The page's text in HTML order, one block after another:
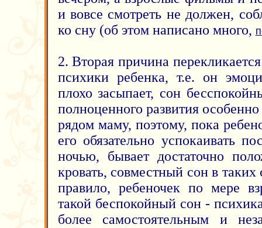
и вовсе смотреть не должен,
ко сну (об этом написано много,
2. Вторая причина
психики ребенка, т.е. он
плохо засыпает, сон
полноценного развития
рядом маму, поэтому, пока
его обязательно успокаивать
ночью, бывает достаточно
кровать, совместный сон в
правило, ребеночек по мере
такой беспокойный сон -
более самостоятельным и